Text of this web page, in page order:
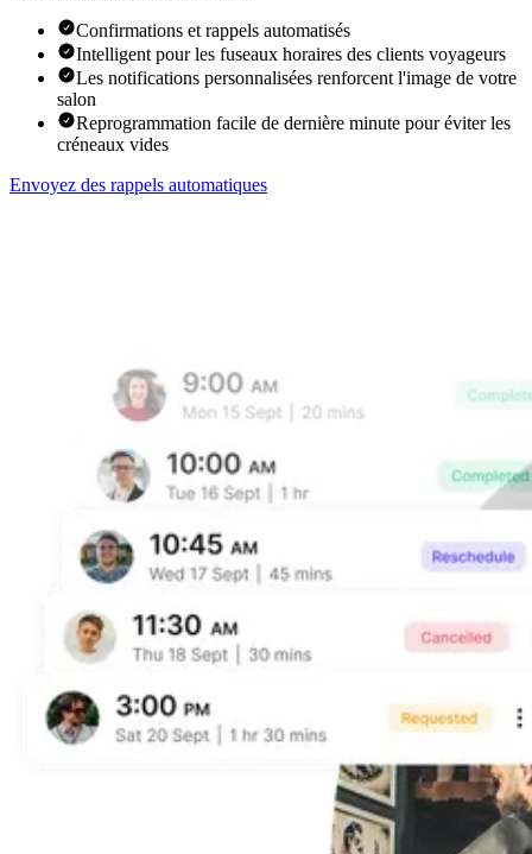
Confirmations et rappels automatisés
Intelligent pour les fuseaux horaires des clients voyageurs
Les notifications personnalisées renforcent l'image de votre
salon
Reprogrammation facile de dernière minute pour éviter les
créneaux vides
Envoyez des rappels automatiques